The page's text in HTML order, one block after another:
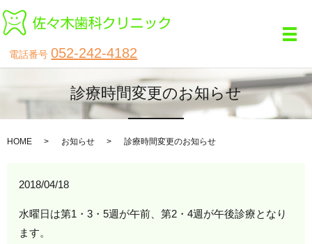
電話番号052-242-4182
メ
診療時間変更のお知らせ
HOME お知らせ 診療時間変更のお知らせ
2018/04/18
水曜日は第1・3・5週が午前、第2・4週が午後診療となり
ます。